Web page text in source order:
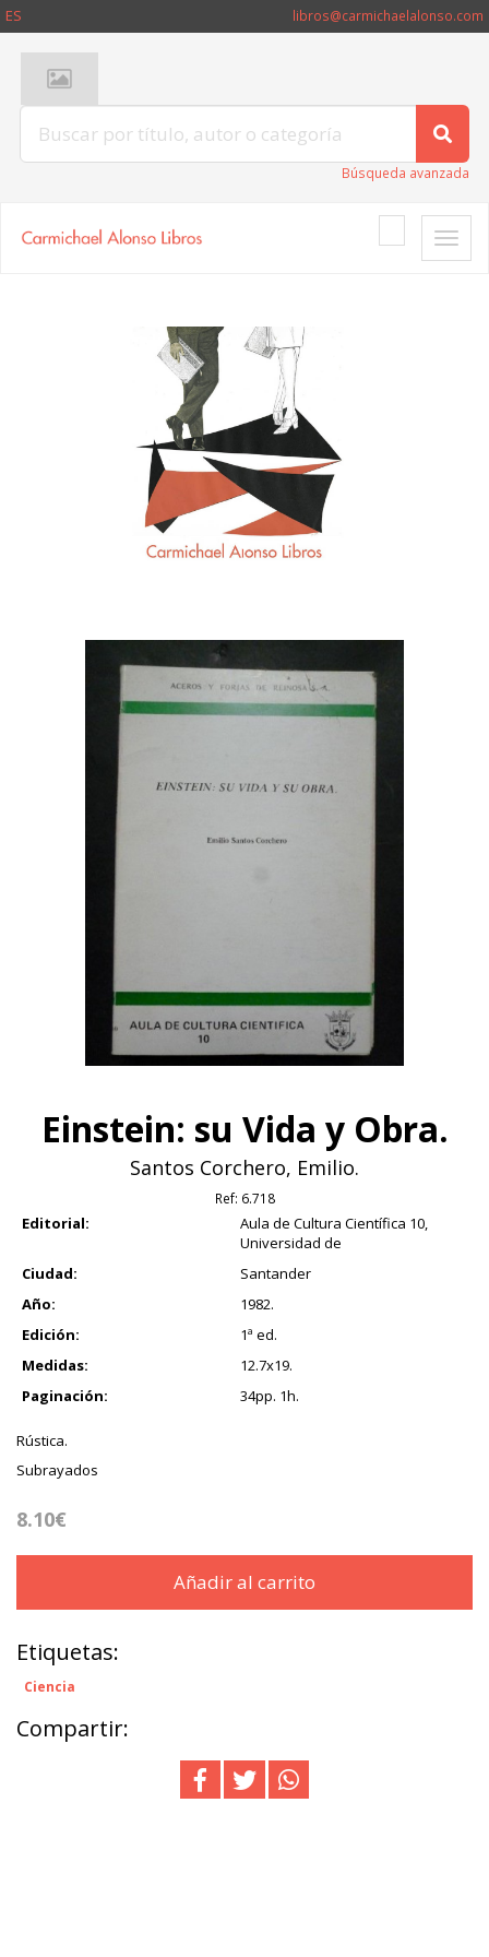
ES libros@carmichaelalonso.com
Búsqueda avanzada
Toggle
Einstein: su Vida y Obra.
Santos Corchero, Emilio.
Ref: 6.718
Editorial:
Aula de Cultura Científica 10,
Universidad de
Ciudad:
Santander
Año:
1982.
Edición:
1ª ed.
Medidas:
12.7x19.
Paginación:
34pp. 1h.
Rústica.
Subrayados
8.10€
Añadir al carrito
Etiquetas:
Ciencia
Compartir: